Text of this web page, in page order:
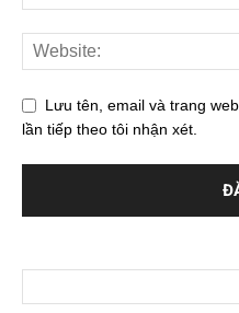
Lưu tên, email và trang
lần tiếp theo tôi nhận xét.